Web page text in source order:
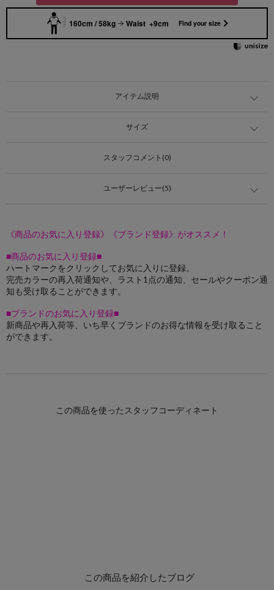
160cm / 58kg Waist +9cm Find your size
アイテム説明
サイズ
スタッフコメント(0)
ユーザーレビュー(5)
《商品のお気に入り登録》《ブランド登録》がオススメ！
■商品のお気に入り登録■
ハートマークをクリックしてお気に入りに登録。
完売カラーの再入荷通知や、ラスト1点の通知、セールやクーポン通
知も受け取ることができます。
■ブランドのお気に入り登録■
新商品や再入荷等、いち早くブランドのお得な情報を受け取ること
ができます。
この商品を紹介したブログ